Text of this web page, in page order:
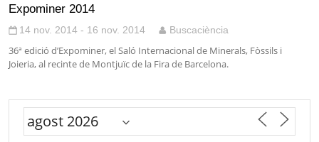
Expominer 2014
14 nov. 2014 - 16 nov. 2014 Buscaciència
36ª edició d’Expominer, el Saló Internacional de Minerals, Fòssils i
Joieria, al recinte de Montjuïc de la Fira de Barcelona.